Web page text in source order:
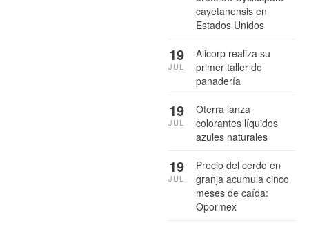
cayetanensis en
Estados Unidos
Alicorp realiza su
primer taller de
panadería
19
JUL
Oterra lanza
colorantes líquidos
azules naturales
19
JUL
Precio del cerdo en
granja acumula cinco
meses de caída:
Opormex
19
JUL